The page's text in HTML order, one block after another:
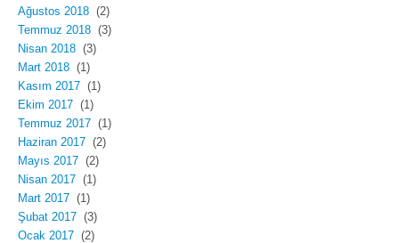
Ağustos 2018 (2)
Temmuz 2018 (3)
Nisan 2018 (3)
Mart 2018 (1)
Kasım 2017 (1)
Ekim 2017 (1)
Temmuz 2017 (1)
Haziran 2017 (2)
Mayıs 2017 (2)
Nisan 2017 (1)
Mart 2017 (1)
Şubat 2017 (3)
Ocak 2017 (2)